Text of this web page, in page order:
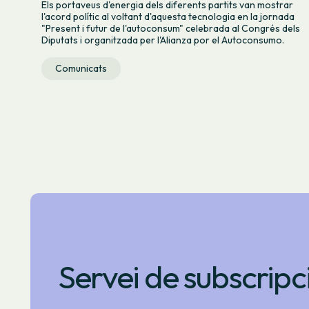
Els portaveus d'energia dels diferents partits van mostrar
l'acord polític al voltant d'aquesta tecnologia en la jornada
"Present i futur de l'autoconsum" celebrada al Congrés dels
Diputats i organitzada per l'Alianza por el Autoconsumo.
Comunicats
Servei de